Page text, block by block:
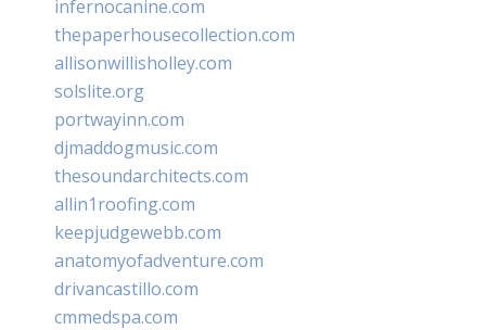
infernocanine.com
thepaperhousecollection.com
allisonwillisholley.com
solslite.org
portwayinn.com
djmaddogmusic.com
thesoundarchitects.com
allin1roofing.com
keepjudgewebb.com
anatomyofadventure.com
drivancastillo.com
cmmedspa.com